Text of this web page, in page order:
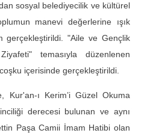
sosyal belediyecilik ve kültürel
manevi değerlerine ışık
gerçekleştirildi. "Aile ve Gençlik
temasıyla düzenlenen
içerisinde gerçekleştirildi.
Kur'an-ı Kerim’i Güzel Okuma
derecesi bulunan ve aynı
Paşa Camii İmam Hatibi olan